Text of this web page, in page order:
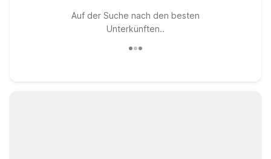
Auf der Suche nach den besten
Unterkünften..